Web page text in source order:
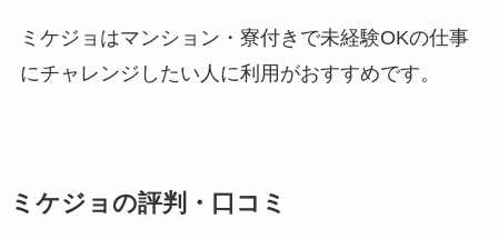
ミケジョはマンション・寮付きで未経験OKの仕事
にチャレンジしたい人に利用がおすすめです。
ミケジョの評判・口コミ